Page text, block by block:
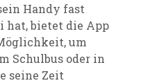
Handy fast
hat, bietet die App
um
Schulbus oder in
seine Zeit